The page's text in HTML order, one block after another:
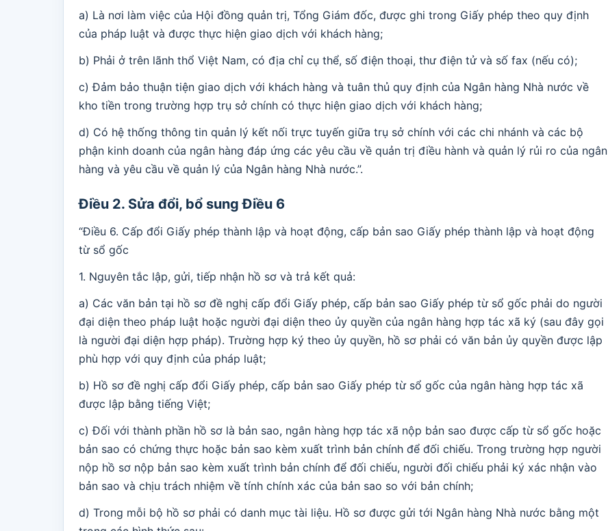
a) Là nơi làm việc của Hội đồng quản trị, Tổng Giám đốc, được ghi trong Giấy phép theo quy định
của pháp luật và được thực hiện giao dịch với khách hàng;
b) Phải ở trên lãnh thổ Việt Nam, có địa chỉ cụ thể, số điện thoại, thư điện tử và số fax (nếu có);
c) Đảm bảo thuận tiện giao dịch với khách hàng và tuân thủ quy định của Ngân hàng Nhà nước về
kho tiền trong trường hợp trụ sở chính có thực hiện giao dịch với khách hàng;
d) Có hệ thống thông tin quản lý kết nối trực tuyến giữa trụ sở chính với các chi nhánh và các bộ
phận kinh doanh của ngân hàng đáp ứng các yêu cầu về quản trị điều hành và quản lý rủi ro của ngân
hàng và yêu cầu về quản lý của Ngân hàng Nhà nước.”.
Điều 2. Sửa đổi, bổ sung Điều 6
“Điều 6. Cấp đổi Giấy phép thành lập và hoạt động, cấp bản sao Giấy phép thành lập và hoạt động
từ sổ gốc
1. Nguyên tắc lập, gửi, tiếp nhận hồ sơ và trả kết quả:
a) Các văn bản tại hồ sơ đề nghị cấp đổi Giấy phép, cấp bản sao Giấy phép từ sổ gốc phải do người
đại diện theo pháp luật hoặc người đại diện theo ủy quyền của ngân hàng hợp tác xã ký (sau đây gọi
là người đại diện hợp pháp). Trường hợp ký theo ủy quyền, hồ sơ phải có văn bản ủy quyền được lập
phù hợp với quy định của pháp luật;
b) Hồ sơ đề nghị cấp đổi Giấy phép, cấp bản sao Giấy phép từ sổ gốc của ngân hàng hợp tác xã
được lập bằng tiếng Việt;
c) Đối với thành phần hồ sơ là bản sao, ngân hàng hợp tác xã nộp bản sao được cấp từ sổ gốc hoặc
bản sao có chứng thực hoặc bản sao kèm xuất trình bản chính để đối chiếu. Trong trường hợp người
nộp hồ sơ nộp bản sao kèm xuất trình bản chính để đối chiếu, người đối chiếu phải ký xác nhận vào
bản sao và chịu trách nhiệm về tính chính xác của bản sao so với bản chính;
d) Trong mỗi bộ hồ sơ phải có danh mục tài liệu. Hồ sơ được gửi tới Ngân hàng Nhà nước bằng một